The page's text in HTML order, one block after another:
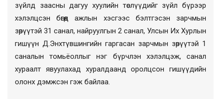
зүйлд заасны дагуу хуулийн төслүүдийгзүйл бүрээр
хэлэлцсэн бөгөөд
ажлын хэсгээс бэлтгэсэн зарчмын
зөрүүтэй 31 санал, найруулгын 2 санал, Улсын Их Хурлын
гишүүн Д.Энхтүвшингийн гаргасан зарчмын зөрүүтэй 1
саналын томьёоллыг нэг бүрчлэн хэлэлцэж, санал
хураалт явуулахад хуралдаанд оролцсон гишүүдийн
олонх дэмжсэн гэж байлаа.